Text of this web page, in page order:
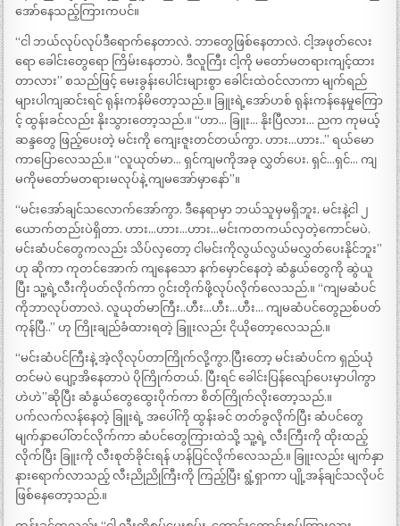
အော်နေသည့်ကြားကပင်။
“ငါ ဘယ်လုပ်လုပ်ဒီရောက်နေတာလဲ. ဘာတွေဖြစ်နေတာလဲ. ငါ့အဖုတ်လေး
ရော ခေါင်းတွေရော ကြိမ်းနေတာပဲ. ဒီလူကြီး ငါ့ကို မတော်မတရားကျင့်ထား
တာလား” စသည်ဖြင့် မေးခွန်းပေါင်းများစွာ ခေါင်းထဲဝင်လာကာ မျက်ရည်
များပါကျဆင်းရင် ရုန်းကန်မိတော့သည်.။ ခြူးရဲ့အော်ဟစ် ရုန်းကန်နေမှုကြော
င့် ထွန်းခင်လည်း နိုးသွားတော့သည်.။ “ဟာ… ခြူး… နိုးပြီလား… ညက ကုမယ့်
ဆန္ဒတွေ ဖြည့်ပေးတဲ့ မင်းကို ကျေးဇူးတင်တယ်ကွာ. ဟား…ဟား..” ရယ်မော
ကာပြောလေသည်.။ “လူယုတ်မာ… ရှင်ကျမကိုအခု လွှတ်ပေး. ရှင်…ရှင်… ကျ
မကိုမတော်မတရားမလုပ်နဲ့ ကျမအော်မှာနော်”။
“မင်းအော်ချင်သလောက်အော်ကွာ. ဒီနေရာမှာ ဘယ်သူမှမရှိဘူး. မင်းနဲ့ငါ ၂
ယောက်တည်းပဲရှိတာ. ဟား…ဟား…ဟား…မင်းကတကယ်လှတဲ့ကောင်မပဲ.
မင်းဆံပင်တွေကလည်း သိပ်လှတော့ ငါမင်းကိုလွယ်လွယ်မလွှတ်ပေးနိုင်ဘူး”
ဟု ဆိုကာ ကုတင်အောက် ကျနေသော နက်မှောင်နေတဲ့ ဆံနွယ်တွေကို ဆွဲယူ
ပြီး သူ့ရဲ့လီးကိုပတ်လိုက်ကာ ဂွင်းတိုက်ဖို့လုပ်လိုက်လေသည်.။ “ကျမဆံပင်
ကိုဘာလုပ်တာလဲ. လူယုတ်မာကြီး..ဟီး…ဟီး…ဟီး… ကျမဆံပင်တွေညစ်ပတ်
ကုန်ပြီ..” ဟု ကြိုးချည်ခံထားရတဲ့ ခြူးလည်း ငိုယိုတော့လေသည်.။
“မင်းဆံပင်ကြီးနဲ့ အဲ့လိုလုပ်တာကြိုက်လို့ကွာ.ပြီးတော့ မင်းဆံပင်က ရှည်ယုံ
တင်မပဲ ပျော့အိနေတာပဲ ပိုကြိုက်တယ်. ပြီးရင် ခေါင်းပြန်လျော်ပေးမှာပါကွာ
ဟဲဟဲ”ဆိုပြီး ဆံနွယ်တွေထွေးပိုက်ကာ စိတ်ကြိုက်လိုးတော့သည်.။
ပက်လက်လန်နေတဲ့ ခြူးရဲ့ အပေါ်ကို ထွန်းခင် တတ်ခွလိုက်ပြီး ဆံပင်တွေ
မျက်နှာပေါ်တင်လိုက်ကာ ဆံပင်တွေကြားထဲသို့ သူ့ရဲ့ လီးကြီးကို ထိုးထည့်
လိုက်ပြီး ခြူးကို လီးစုတ်ခိုင်းရန် ဟန်ပြင်လိုက်လေသည်.။ ခြူးလည်း မျက်နှာ
နားရောက်လာသည့် လီးညိုညိုကြီးကို ကြည့်ပြီး ရွံ့ရှာကာ ပျို့အန်ချင်သလိုပင်
ဖြစ်နေတော့သည်.။